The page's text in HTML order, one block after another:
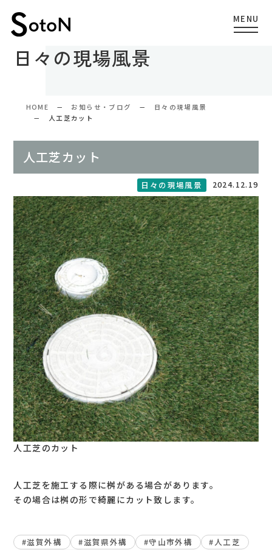
日々の現場風景
HOME お知らせ・ブログ
日々の現場風景
人工芝カット
人工芝カット
日々の現場風景 2024.12.19
人工芝のカット
人工芝を施工する際に桝がある場合があります。
その場合は桝の形で綺麗にカット致します。
#滋賀外構 #滋賀県外構 #守山市外構
#人工芝